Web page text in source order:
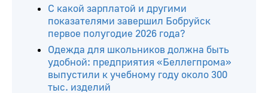
С какой зарплатой и другими
показателями завершил Бобруйск
первое полугодие 2026 года?
Одежда для школьников должна быть
удобной: предприятия «Беллегпрома»
выпустили к учебному году около 300
тыс. изделий